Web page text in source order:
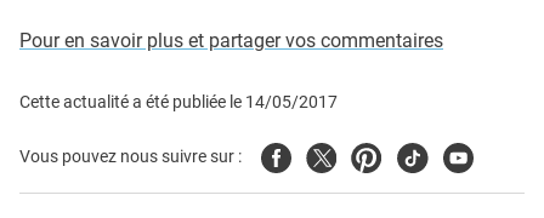
Pour en savoir plus et partager vos commentaires
Cette actualité a été publiée le 14/05/2017
Vous pouvez nous suivre sur : FacebookTwitterPinterest
TiktokYoutube